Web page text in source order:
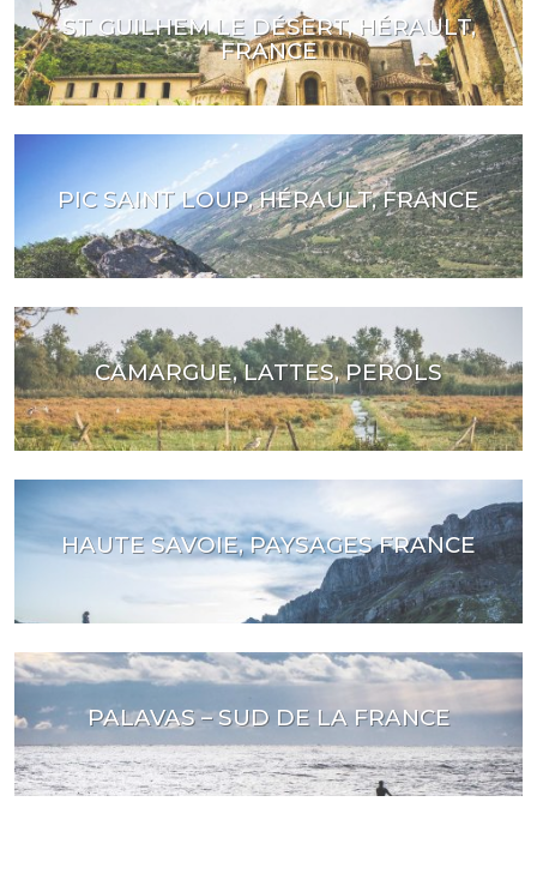
ST GUILHEM LE DÉSERT, HÉRAULT,
FRANCE
PIC SAINT LOUP, HÉRAULT, FRANCE
CAMARGUE, LATTES, PEROLS
HAUTE SAVOIE, PAYSAGES FRANCE
PALAVAS – SUD DE LA FRANCE